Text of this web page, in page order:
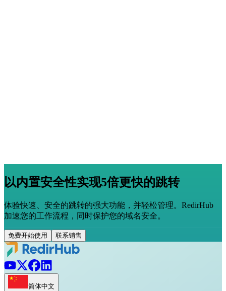
以内置安全性实现5倍更快的跳转
体验快速、安全的跳转的强大功能，并轻松管理。RedirHub
加速您的工作流程，同时保护您的域名安全。
免费开始使用 联系销售
简体中文